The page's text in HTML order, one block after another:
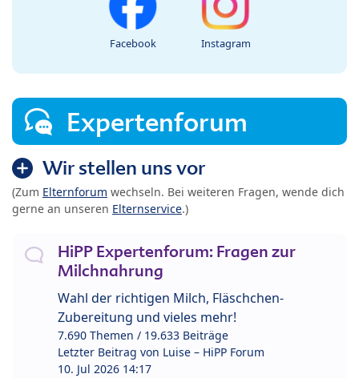
Facebook Instagram
Expertenforum
Wir stellen uns vor
(Zum Elternforum wechseln. Bei weiteren Fragen, wende dich
gerne an unseren Elternservice.)
HiPP Expertenforum: Fragen zur
Milchnahrung
Wahl der richtigen Milch, Fläschchen-
Zubereitung und vieles mehr!
7.690 Themen / 19.633 Beiträge
Letzter Beitrag von Luise – HiPP Forum
10. Jul 2026 14:17